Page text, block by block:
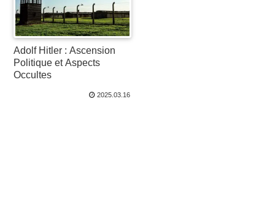
Adolf Hitler : Ascension
Politique et Aspects
Occultes
2025.03.16